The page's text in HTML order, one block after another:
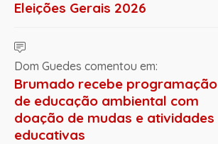
Eleições Gerais 2026
Dom Guedes comentou em:
Brumado recebe programação
de educação ambiental com
doação de mudas e atividades
educativas